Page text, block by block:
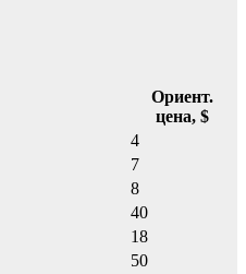
Ориент.
цена, $
4
7
8
40
18
50